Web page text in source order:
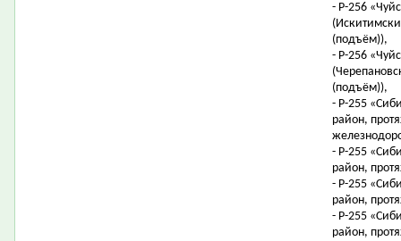
- Р-256
(подъём)),
- Р-256
(подъём)),
- Р-255
район,
- Р-255
район,
- Р-255
район,
- Р-255
район,